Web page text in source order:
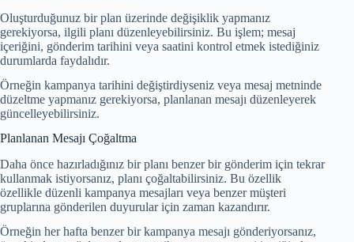
Oluşturduğunuz bir plan üzerinde değişiklik yapmanız
gerekiyorsa, ilgili planı düzenleyebilirsiniz. Bu işlem; mesaj
içeriğini, gönderim tarihini veya saatini kontrol etmek istediğiniz
durumlarda faydalıdır.
Örneğin kampanya tarihini değiştirdiyseniz veya mesaj metninde
düzeltme yapmanız gerekiyorsa, planlanan mesajı düzenleyerek
güncelleyebilirsiniz.
Planlanan Mesajı Çoğaltma
Daha önce hazırladığınız bir planı benzer bir gönderim için tekrar
kullanmak istiyorsanız, planı çoğaltabilirsiniz. Bu özellik
özellikle düzenli kampanya mesajları veya benzer müşteri
gruplarına gönderilen duyurular için zaman kazandırır.
Örneğin her hafta benzer bir kampanya mesajı gönderiyorsanız,